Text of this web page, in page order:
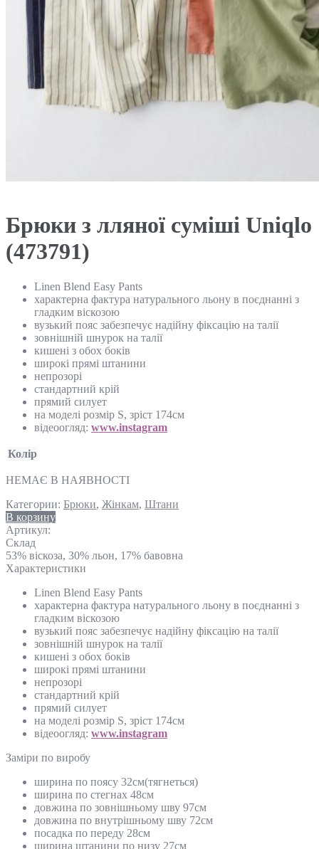
Брюки з лляної суміші Uniqlo
(473791)
Linen Blend Easy Pants
характерна фактура натурального льону в поєднанні з
гладким віскозою
вузький пояс забезпечує надійну фіксацію на талії
зовнішній шнурок на талії
кишені з обох боків
широкі прямі штанини
непрозорі
стандартний крій
прямий силует
на моделі розмір S, зріст 174см
відеоогляд: www.instagram
Колір
НЕМАЄ В НАЯВНОСТІ
Категории: Брюки, Жінкам, Штани
В корзину
Артикул:
Склад
53% віскоза, 30% льон, 17% бавовна
Характеристики
Linen Blend Easy Pants
характерна фактура натурального льону в поєднанні з
гладким віскозою
вузький пояс забезпечує надійну фіксацію на талії
зовнішній шнурок на талії
кишені з обох боків
широкі прямі штанини
непрозорі
стандартний крій
прямий силует
на моделі розмір S, зріст 174см
відеоогляд: www.instagram
Замiри по виробу
ширина по поясу 32см(тягнеться)
ширина по стегнах 48см
довжина по зовнішньому шву 97см
довжина по внутрішньому шву 72см
посадка по переду 28см
ширина штанини по низу 27см